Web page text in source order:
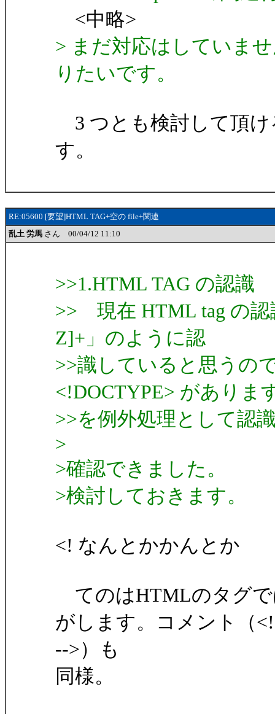
<中略>
> まだ対応はしていま
りたいです。
3 つとも検討して頂
す。
RE:05600 [要望]HTML TAG+空の file+関連
乱土 労馬 さん 00/04/12 11:10
>>1.HTML TAG の認識
>> 現在 HTML tag の認
Z]+」のように認
>>識していると思うの
<!DOCTYPE> がありま
>>を例外処理として認
>
>確認できました。
>検討しておきます。
<! なんとかかんとか
てのはHTMLのタグで
がします。コメント
-->）も
同様。